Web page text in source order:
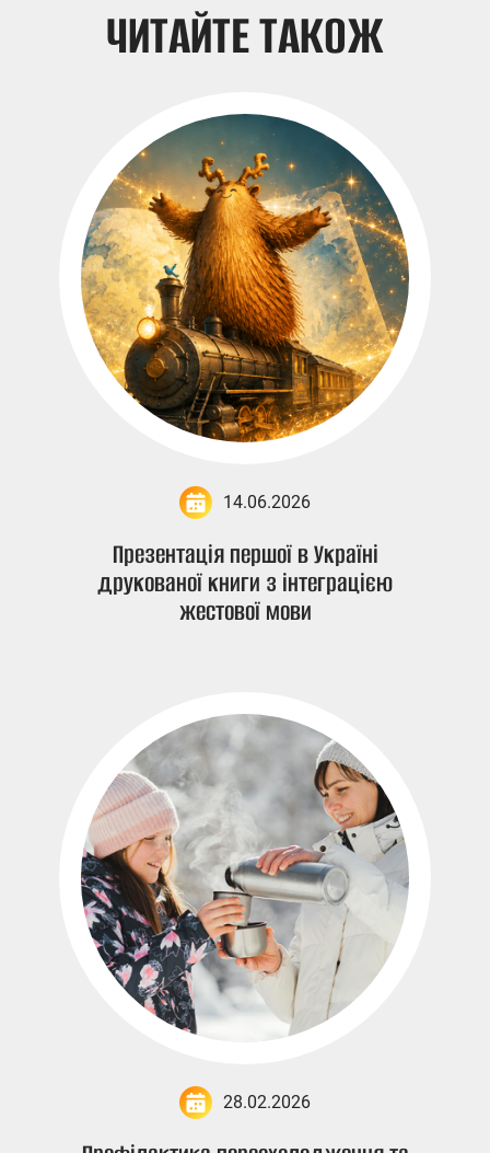
ЧИТАЙТЕ ТАКОЖ
14.06.2026
Презентація першої в Україні
друкованої книги з інтеграцією
жестової мови
28.02.2026